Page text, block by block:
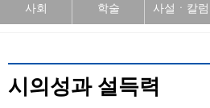
사회 학술 사설ㆍ칼럼
시의성과 설득력